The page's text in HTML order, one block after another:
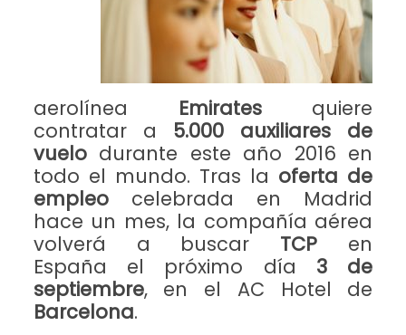
aerolínea Emirates quiere
contratar a 5.000 auxiliares de
vuelodurante este año 2016 en
todo el mundo. Tras la oferta de
empleo
celebrada en Madrid
hace un mes, la compañía aérea
volverá a buscar TCP en
España el próximo día 3 de
septiembre, en el AC Hotel de
Barcelona.